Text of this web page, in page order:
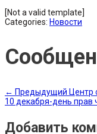
[Not a valid template]
Categories: Новости
← Предыдущий Центр
10 декабря-день прав
Добавить